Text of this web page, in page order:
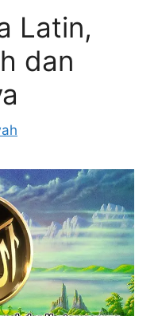
Latin,
dan